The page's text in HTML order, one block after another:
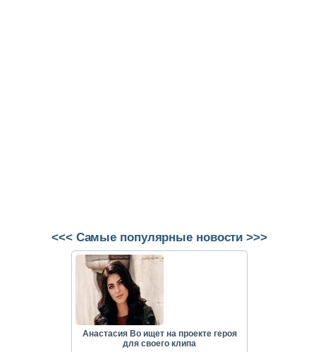
<<< Самые популярные новости >>>
Анастасия Во ищет на проекте героя
для своего клипа